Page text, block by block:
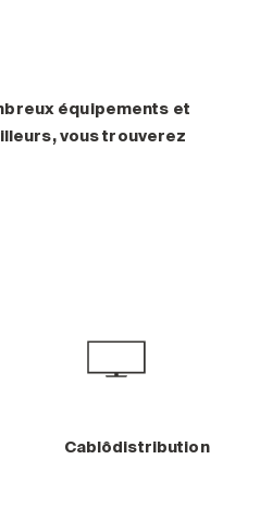
équipements et
vous trouverez
Cablôdistribution